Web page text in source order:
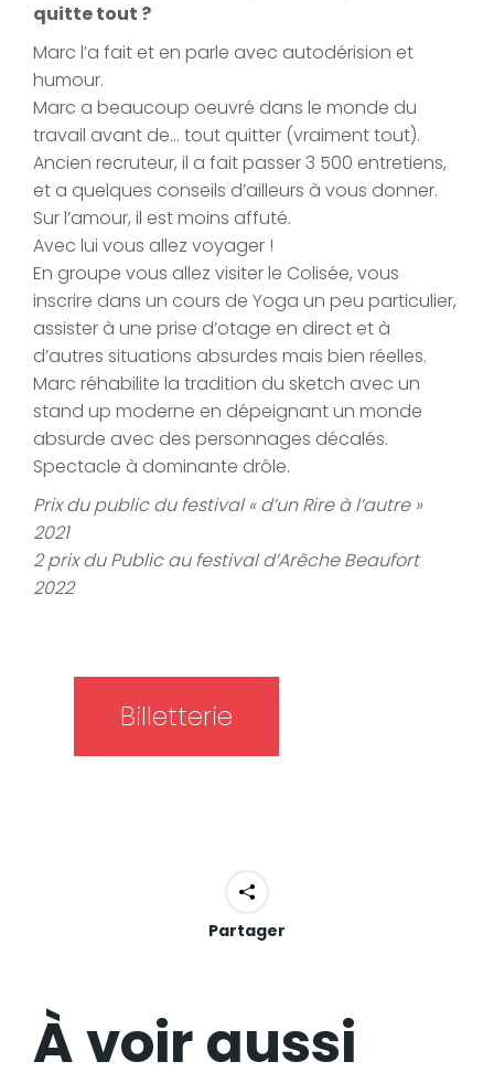
quitte tout ?
Marc l’a fait et en parle avec autodérision et
humour.
Marc a beaucoup oeuvré dans le monde du
travail avant de… tout quitter (vraiment tout).
Ancien recruteur, il a fait passer 3 500 entretiens,
et a quelques conseils d’ailleurs à vous donner.
Sur l’amour, il est moins affuté.
Avec lui vous allez voyager !
En groupe vous allez visiter le Colisée, vous
inscrire dans un cours de Yoga un peu particulier,
assister à une prise d’otage en direct et à
d’autres situations absurdes mais bien réelles.
Marc réhabilite la tradition du sketch avec un
stand up moderne en dépeignant un monde
absurde avec des personnages décalés.
Spectacle à dominante drôle.
Prix du public du festival « d’un Rire à l’autre »
2021
2 prix du Public au festival d’Arêche Beaufort
2022
Billetterie
Partager
À voir aussi